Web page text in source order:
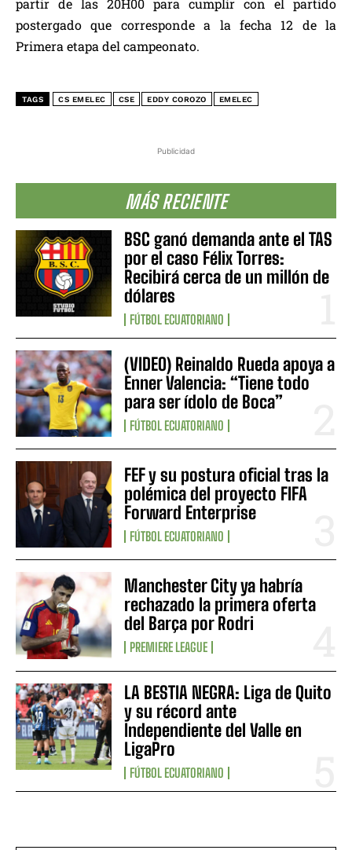
Publicidad
MÁS RECIENTE
BSC ganó demanda ante el TAS
por el caso Félix Torres:
Recibirá cerca de un millón de
dólares
FÚTBOL ECUATORIANO
(VIDEO) Reinaldo Rueda apoya a
Enner Valencia: “Tiene todo
para ser ídolo de Boca”
FÚTBOL ECUATORIANO
FEF y su postura oficial tras la
polémica del proyecto FIFA
Forward Enterprise
FÚTBOL ECUATORIANO
Manchester City ya habría
rechazado la primera oferta
del Barça por Rodri
PREMIERE LEAGUE
LA BESTIA NEGRA: Liga de Quito
y su récord ante
Independiente del Valle en
LigaPro
FÚTBOL ECUATORIANO
partir de las 20H00 para cumplir con el partido
postergado que corresponde a la fecha 12 de la
Primera etapa del campeonato.
TAGS CS EMELEC CSE EDDY COROZO EMELEC